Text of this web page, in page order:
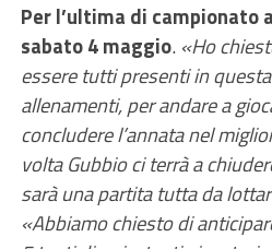
Per l’ultima di campionato
sabato 4 maggio. «Ho
essere tutti presenti in
allenamenti, per andare a
concludere l’annata nel
volta Gubbio ci terrà a
sarà una partita tutta da
«Abbiamo chiesto di